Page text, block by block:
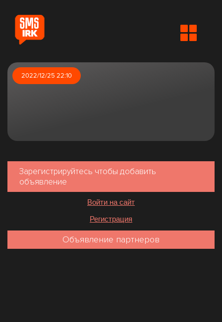
2022/12/25 22:10
Зарегистрируйтесь чтобы добавить
объявление
Войти на сайт
Регистрация
Объявление партнеров